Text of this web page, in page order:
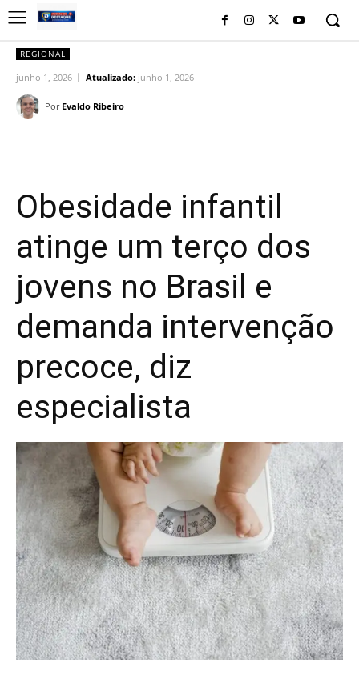
REGIONAL
junho 1, 2026 Atualizado: junho 1, 2026
Por Evaldo Ribeiro
Obesidade infantil
atinge um terço dos
jovens no Brasil e
demanda intervenção
precoce, diz
especialista